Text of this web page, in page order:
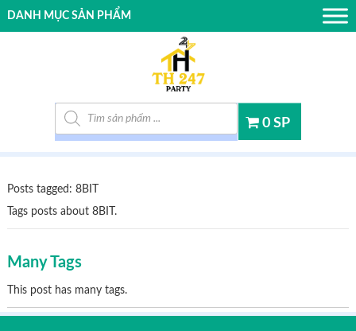
Tìm kiếm sản phẩm
0 SP
DANH MỤC SẢN PHẨM
Posts tagged: 8BIT
Tags posts about 8BIT.
Many Tags
This post has many tags.